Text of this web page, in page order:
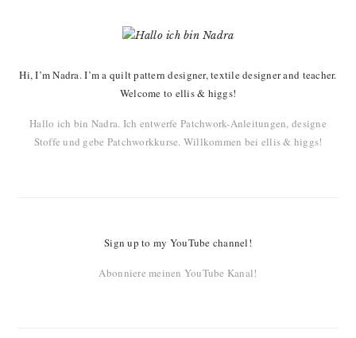
Hi, I’m Nadra. I’m a quilt pattern designer, textile designer and teacher.
Welcome to ellis & higgs!
Hallo ich bin Nadra. Ich entwerfe Patchwork-Anleitungen, designe
Stoffe und gebe Patchworkkurse. Willkommen bei ellis & higgs!
Sign up to my YouTube channel!
Abonniere meinen YouTube Kanal!